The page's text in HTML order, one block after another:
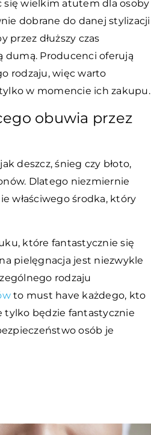
się wielkim atutem dla osoby
dobrane do danej stylizacji
przez dłuższy czas
dumą. Producenci oferują
rodzaju, więc warto
w momencie ich zakupu.
obuwia przez
deszcz, śnieg czy błoto,
Dlatego niezmiernie
właściwego środka, który
które fantastycznie się
pielęgnacja jest niezwykle
rodzaju
to must have każdego, kto
tylko będzie fantastycznie
osób je